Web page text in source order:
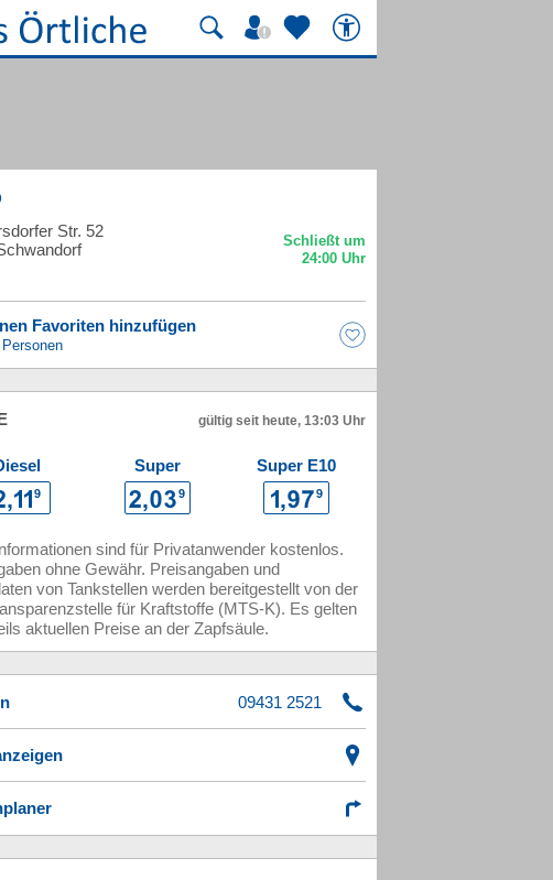
Str. 52
Favoriten hinzufügen
gültig seit heute, 13:03 Uhr
Super Super E10
sind für Privatanwender kostenlos.
ohne Gewähr. Preisangaben und
von Tankstellen werden bereitgestellt von der
für Kraftstoffe (MTS-K). Es gelten
aktuellen Preise an der Zapfsäule.